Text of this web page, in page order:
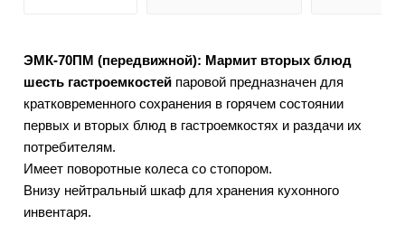
ЭМК-70ПМ (передвижной): Мармит вторых блюд
шесть гастроемкостей паровой предназначен для
кратковременного сохранения в горячем состоянии
первых и вторых блюд в гастроемкостях и раздачи их
потребителям.
Имеет поворотные колеса со стопором.
Внизу нейтральный шкаф для хранения кухонного
инвентаря.